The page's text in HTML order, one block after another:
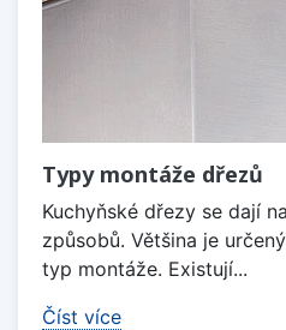
Typy montáže dřezů
Kuchyňské dřezy se dají
způsobů. Většina je
typ montáže. Existují...
Číst více